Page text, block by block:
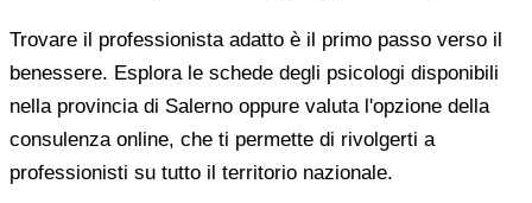
Trovare il professionista adatto è il primo passo verso il
benessere. Esplora le schede degli psicologi disponibili
nella provincia di Salerno oppure valuta l'opzione della
consulenza online, che ti permette di rivolgerti a
professionisti su tutto il territorio nazionale.